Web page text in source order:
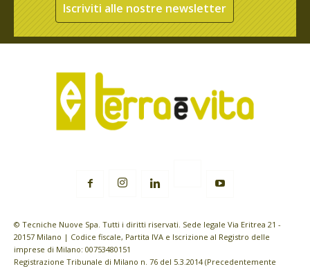
Iscriviti alle nostre newsletter
© Tecniche Nuove Spa. Tutti i diritti riservati. Sede legale Via Eritrea 21 -
20157 Milano | Codice fiscale, Partita IVA e Iscrizione al Registro delle
imprese di Milano: 00753480151
Registrazione Tribunale di Milano n. 76 del 5.3.2014 (Precedentemente